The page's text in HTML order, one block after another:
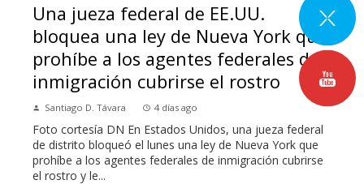
Una jueza federal de EE.UU.
bloquea una ley de Nueva York que
prohíbe a los agentes federales de
inmigración cubrirse el rostro
Santiago D. Távara 4 días ago
Foto cortesía DN En Estados Unidos, una jueza federal
de distrito bloqueó el lunes una ley de Nueva York que
prohíbe a los agentes federales de inmigración cubrirse
el rostro y le...